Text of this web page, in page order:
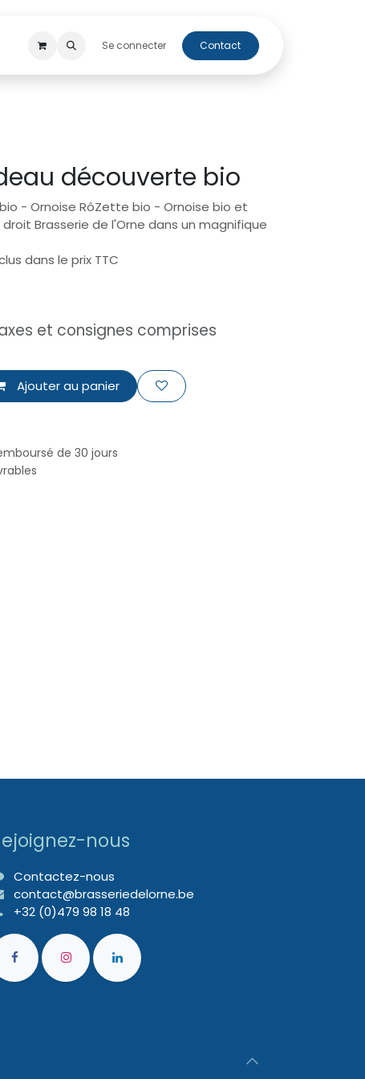
Cap'OrneSe connecter Contact
découverte bio
- Ornoise RôZette bio - Ornoise bio et
droit Brasserie de l'Orne dans un magnifique
dans le prix TTC
et consignes comprises
Ajouter au panier
de 30 jours
nous
Contactez-nous
contact@brasseriedelorne.be
+32 (0)479 98 18 48